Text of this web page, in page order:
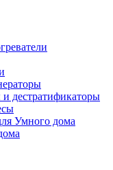
дестратификаторы
Умного дома